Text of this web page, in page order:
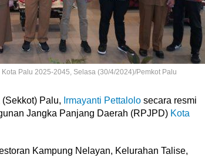
Palu 2025-2045, Selasa (30/4/2024)/Pemkot Palu
Palu, Irmayanti Pettalolosecara resmi
Jangka Panjang Daerah (RPJPD) Kota
Kampung Nelayan, Kelurahan Talise,